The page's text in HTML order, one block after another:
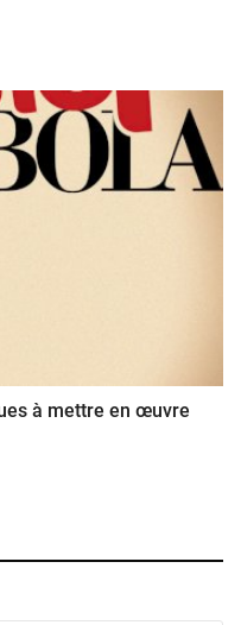
à mettre en œuvre